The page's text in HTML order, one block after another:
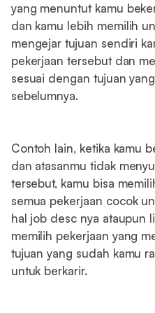
yang menuntut kamu
dan kamu lebih memilih
mengejar tujuan sendiri
pekerjaan tersebut dan
sesuai dengan tujuan
sebelumnya.
Contoh lain, ketika kamu
dan atasanmu tidak
tersebut, kamu bisa
semua pekerjaan cocok
hal job desc nya ataupun
memilih pekerjaan yang
tujuan yang sudah kamu
untuk berkarir.